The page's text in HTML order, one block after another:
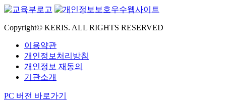
Copyright© KERIS. ALL RIGHTS RESERVED
이용약관
개인정보처리방침
개인정보 재동의
기관소개
PC 버전 바로가기